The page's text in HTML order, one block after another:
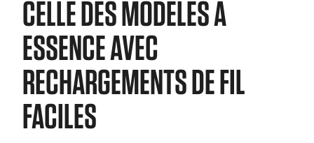
CELLE DES MODÈLES À
ESSENCE AVEC
RECHARGEMENTS DE FIL
FACILES